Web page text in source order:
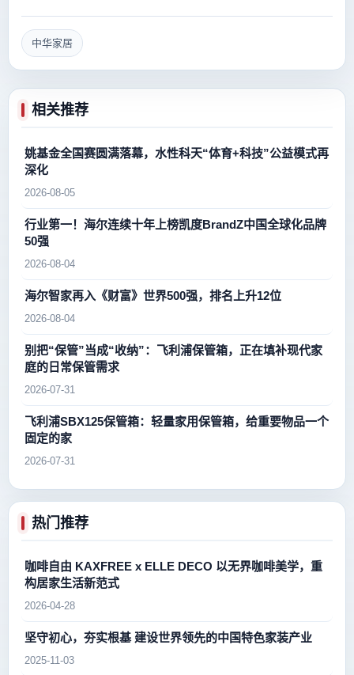
中华家居
相关推荐
姚基金全国赛圆满落幕，水性科天“体育+科技”公益模式再
深化
2026-08-05
行业第一！海尔连续十年上榜凯度BrandZ中国全球化品牌
50强
2026-08-04
海尔智家再入《财富》世界500强，排名上升12位
2026-08-04
别把“保管”当成“收纳”：飞利浦保管箱，正在填补现代家
庭的日常保管需求
2026-07-31
飞利浦SBX125保管箱：轻量家用保管箱，给重要物品一个
固定的家
2026-07-31
热门推荐
咖啡自由 KAXFREE x ELLE DECO 以无界咖啡美学，重
构居家生活新范式
2026-04-28
坚守初心，夯实根基 建设世界领先的中国特色家装产业
2025-11-03